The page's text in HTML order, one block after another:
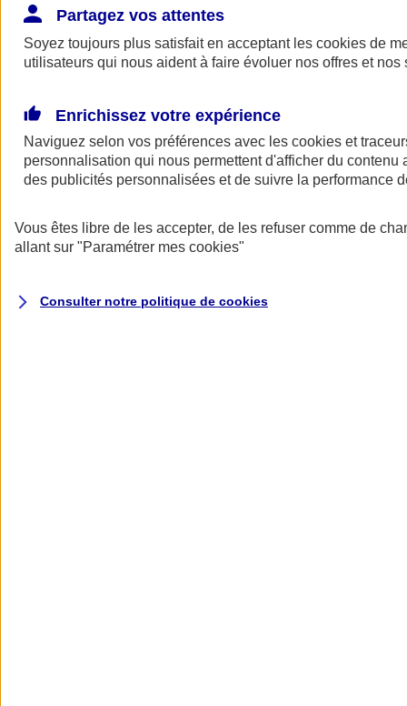
AXA Assurance
Partagez vos attentes
Soyez toujours plus satisfait en acceptant les cookies de
utilisateurs qui nous aident à faire évoluer nos offres et nos
Enrichissez votre expérience
Naviguez selon vos préférences avec les cookies et
personnalisation qui nous permettent d'afficher du contenu
des publicités personnalisées et de suivre la performance
Vous êtes libre de les accepter, de les refuser comme de
allant sur "Paramétrer mes cookies"
Consulter notre politique de cookies